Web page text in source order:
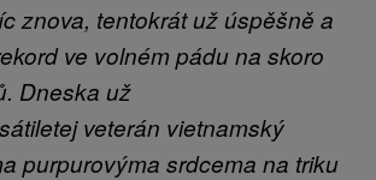
znova, tentokrát už úspěšně a
ve volném pádu na skoro
Dneska už
veterán vietnamský
purpurovýma srdcema na triku